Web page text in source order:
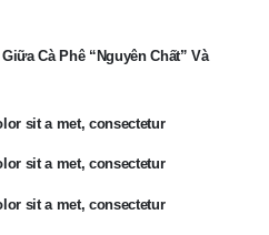
Cà Phê “Nguyên Chất” Và
sit a met, consectetur
sit a met, consectetur
sit a met, consectetur